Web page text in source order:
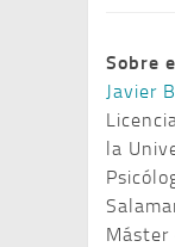
Sobre
Javier
la
Máster